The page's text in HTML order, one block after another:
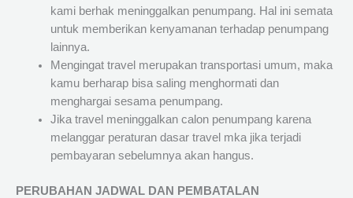
kami berhak meninggalkan penumpang. Hal ini semata
untuk memberikan kenyamanan terhadap penumpang
lainnya.
Mengingat travel merupakan transportasi umum, maka
kamu berharap bisa saling menghormati dan
menghargai sesama penumpang.
Jika travel meninggalkan calon penumpang karena
melanggar peraturan dasar travel mka jika terjadi
pembayaran sebelumnya akan hangus.
PERUBAHAN JADWAL DAN PEMBATALAN